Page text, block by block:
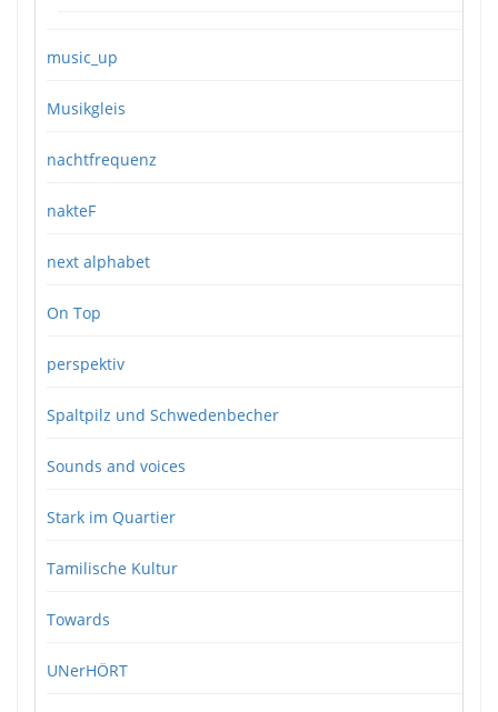
music_up
Musikgleis
nachtfrequenz
nakteF
next alphabet
On Top
perspektiv
Spaltpilz und Schwedenbecher
Sounds and voices
Stark im Quartier
Tamilische Kultur
Towards
UNerHÖRT